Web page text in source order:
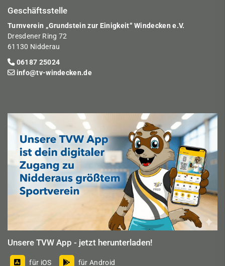
Geschäftsstelle
Turnverein „Grundstein zur Einigkeit“ Windecken e.V.
Dresdener Ring 72
61130 Nidderau
06187 25024
info@tv-windecken.de
Unsere TVW App - jetzt herunterladen!
für iOS für Android